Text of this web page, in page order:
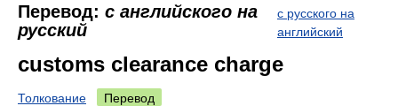
Перевод: с английского на
русский
с русского на
английский
customs clearance charge
Толкование Перевод